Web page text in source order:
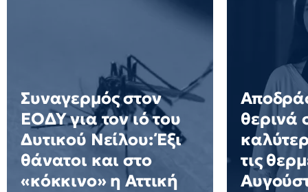
Συναγερμός στον
ΕΟΔΥ για τον ιό του
Δυτικού Νείλου: Έξι
θάνατοι και στο
«κόκκινο» η Αττική
θερινά
τις